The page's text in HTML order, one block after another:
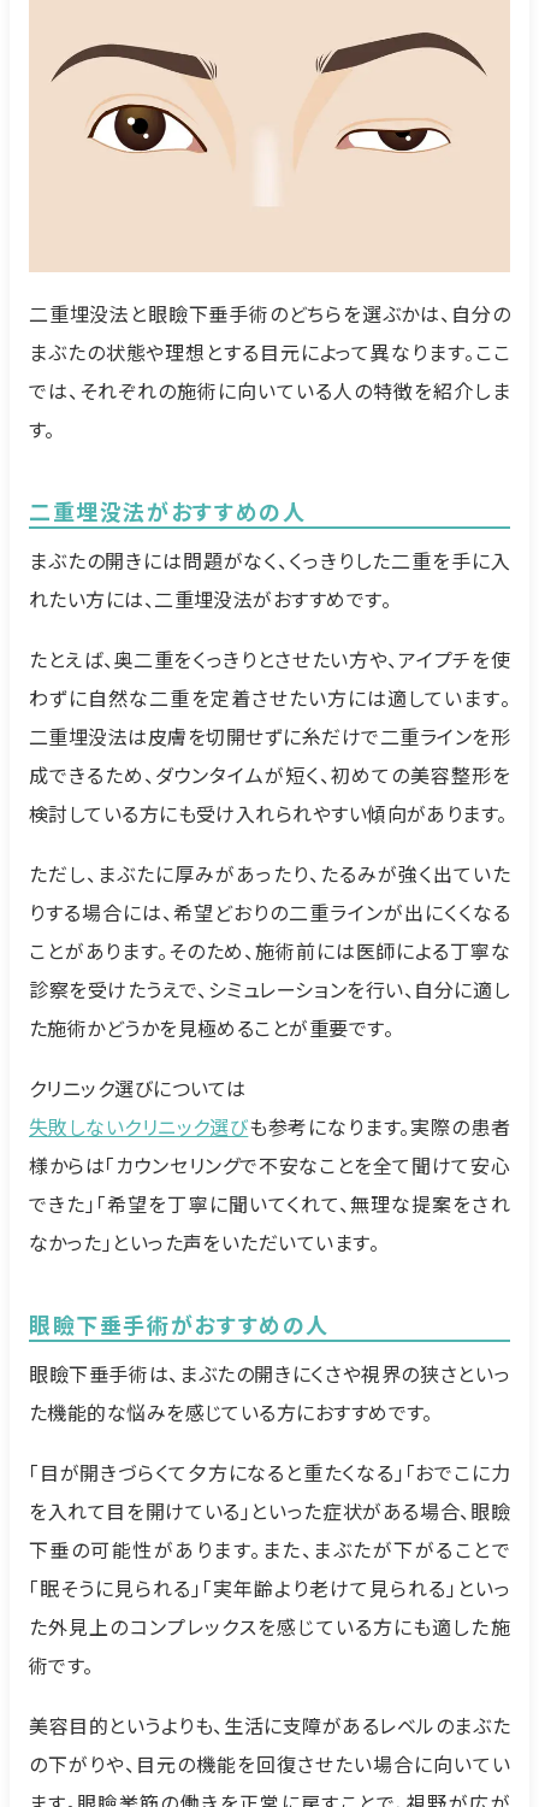
二重埋没法と眼瞼下垂手術のどちらを選ぶかは、自分の
まぶたの状態や理想とする目元によって異なります。ここ
では、それぞれの施術に向いている人の特徴を紹介しま
す。
二重埋没法がおすすめの人
まぶたの開きには問題がなく、くっきりした二重を手に入
れたい方には、二重埋没法がおすすめです。
たとえば、奥二重をくっきりとさせたい方や、アイプチを使
わずに自然な二重を定着させたい方には適しています。
二重埋没法は皮膚を切開せずに糸だけで二重ラインを形
成できるため、ダウンタイムが短く、初めての美容整形を
検討している方にも受け入れられやすい傾向があります。
ただし、まぶたに厚みがあったり、たるみが強く出ていた
りする場合には、希望どおりの二重ラインが出にくくなる
ことがあります。そのため、施術前には医師による丁寧な
診察を受けたうえで、シミュレーションを行い、自分に適し
た施術かどうかを見極めることが重要です。
クリニック選びについては
失敗しないクリニック選びも参考になります。実際の患者
様からは「カウンセリングで不安なことを全て聞けて安心
できた」「希望を丁寧に聞いてくれて、無理な提案をされ
なかった」といった声をいただいています。
眼瞼下垂手術がおすすめの人
眼瞼下垂手術は、まぶたの開きにくさや視界の狭さといっ
た機能的な悩みを感じている方におすすめです。
「目が開きづらくて夕方になると重たくなる」「おでこに力
を入れて目を開けている」といった症状がある場合、眼瞼
下垂の可能性があります。また、まぶたが下がることで
「眠そうに見られる」「実年齢より老けて見られる」といっ
た外見上のコンプレックスを感じている方にも適した施
術です。
美容目的というよりも、生活に支障があるレベルのまぶた
の下がりや、目元の機能を回復させたい場合に向いてい